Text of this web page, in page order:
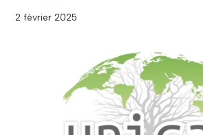
2 février 2025